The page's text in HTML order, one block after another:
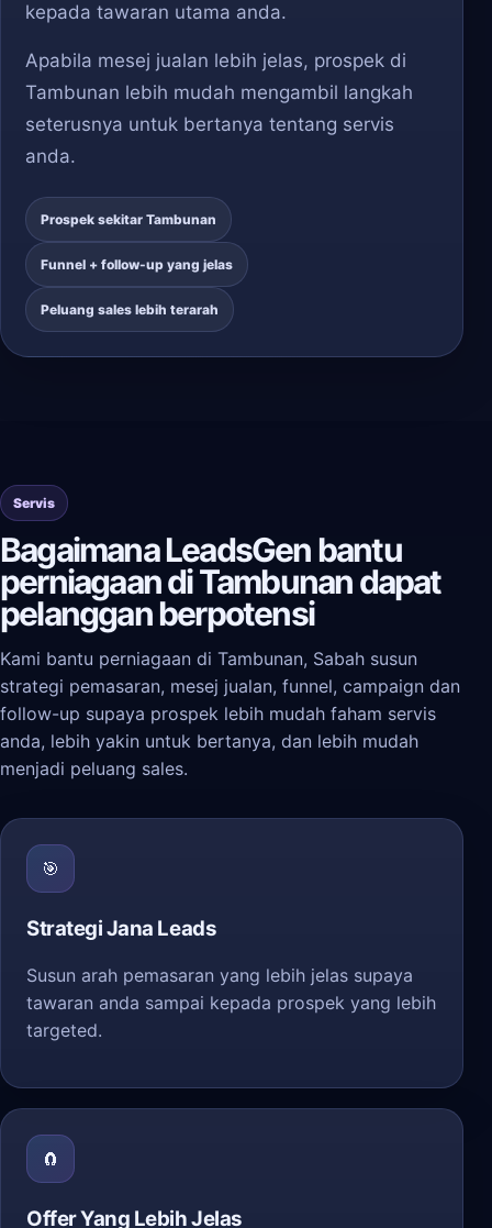
kepada tawaran utama anda.
Apabila mesej jualan lebih jelas, prospek di
Tambunan lebih mudah mengambil langkah
seterusnya untuk bertanya tentang servis
anda.
Prospek sekitar Tambunan
Funnel + follow-up yang jelas
Peluang sales lebih terarah
Servis
Bagaimana LeadsGen bantu
perniagaan di Tambunan dapat
pelanggan berpotensi
Kami bantu perniagaan di Tambunan, Sabah susun
strategi pemasaran, mesej jualan, funnel, campaign dan
follow-up supaya prospek lebih mudah faham servis
anda, lebih yakin untuk bertanya, dan lebih mudah
menjadi peluang sales.
🎯
Strategi Jana Leads
Susun arah pemasaran yang lebih jelas supaya
tawaran anda sampai kepada prospek yang lebih
targeted.
🧲
Offer Yang Lebih Jelas